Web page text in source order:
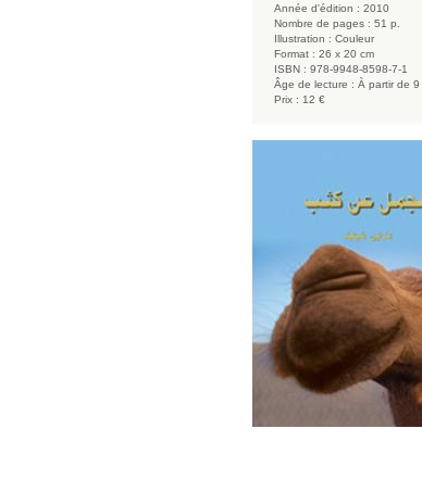
Année d'édition : 2010
Nombre de pages : 51 p.
Illustration : Couleur
Format : 26 x 20 cm
ISBN : 978-9948-8598-7-1
Âge de lecture : À partir de 9
Prix : 12 €